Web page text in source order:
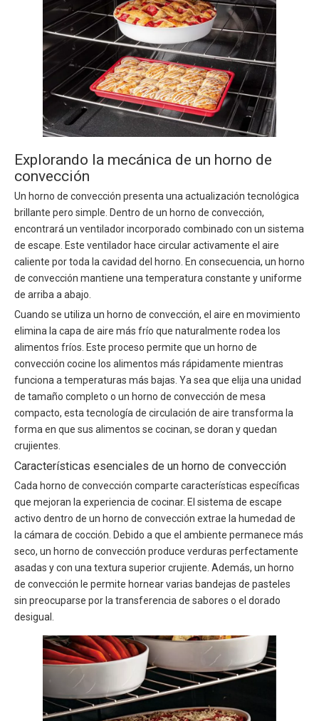
Explorando la mecánica de un horno de
convección
Un horno de convección presenta una actualización tecnológica
brillante pero simple. Dentro de un horno de convección,
encontrará un ventilador incorporado combinado con un sistema
de escape. Este ventilador hace circular activamente el aire
caliente por toda la cavidad del horno. En consecuencia, un horno
de convección mantiene una temperatura constante y uniforme
de arriba a abajo.
Cuando se utiliza un horno de convección, el aire en movimiento
elimina la capa de aire más frío que naturalmente rodea los
alimentos fríos. Este proceso permite que un horno de
convección cocine los alimentos más rápidamente mientras
funciona a temperaturas más bajas. Ya sea que elija una unidad
de tamaño completo o un horno de convección de mesa
compacto, esta tecnología de circulación de aire transforma la
forma en que sus alimentos se cocinan, se doran y quedan
crujientes.
Características esenciales de un horno de convección
Cada horno de convección comparte características específicas
que mejoran la experiencia de cocinar. El sistema de escape
activo dentro de un horno de convección extrae la humedad de
la cámara de cocción. Debido a que el ambiente permanece más
seco, un horno de convección produce verduras perfectamente
asadas y con una textura superior crujiente. Además, un horno
de convección le permite hornear varias bandejas de pasteles
sin preocuparse por la transferencia de sabores o el dorado
desigual.